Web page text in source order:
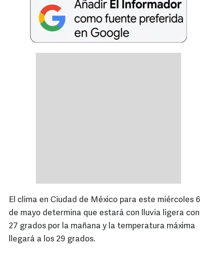
El clima en Ciudad de México para este miércoles 6
de mayo determina que estará con lluvia ligera con
27 grados por la mañana y la temperatura máxima
llegará a los 29 grados.